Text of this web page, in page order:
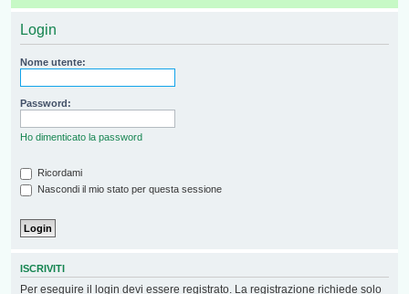
Login
Nome utente:
Password:
Ho dimenticato la password
Ricordami
Nascondi il mio stato per questa sessione
ISCRIVITI
Per eseguire il login devi essere registrato. La registrazione richiede solo